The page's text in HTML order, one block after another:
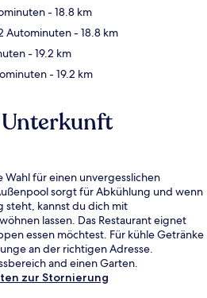
- 18.8 km
Autominuten- 18.8 km
- 19.2 km
- 19.2 km
Unterkunft
für einen unvergesslichen
sorgt für Abkühlung und wenn
steht, kannst du dich mit
lassen. Das Restaurant eignet
essen möchtest. Für kühle Getränke
an der richtigen Adresse.
and einen Garten.
zur Stornierung